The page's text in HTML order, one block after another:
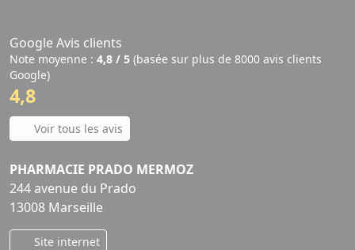
Google Avis clients
Note moyenne : 4,8 / 5 (basée sur plus de 8000 avis clients
Google)
4,8
Voir tous les avis
PHARMACIE PRADO MERMOZ
244 avenue du Prado
13008 Marseille
Site internet